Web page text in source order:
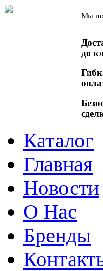
Мы
до
Каталог
Главная
Новости
О Нас
Бренды